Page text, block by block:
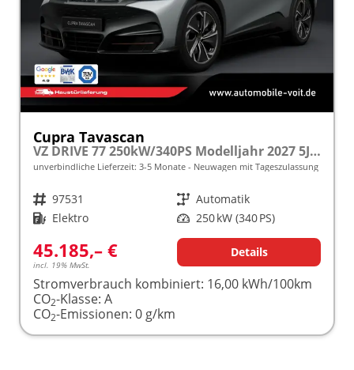
Cupra Tavascan
VZ DRIVE 77 250kW/340PS Modelljahr 2027 5J. GARANTIE/20"/NAVI/ACC/DCC/EL. HECKKL. frei konfigurierbar!
unverbindliche Lieferzeit: 3-5 Monate Neuwagen mit Tageszulassung
Fahrzeugnr. 97531 Getriebe Automatik
Kraftstoff Elektro Leistung 250 kW (340 PS)
45.185,– €
incl. 19% MwSt.
Details
Stromverbrauch kombiniert: 16,00 kWh/100km
CO2-Klasse: A
CO2-Emissionen: 0 g/km